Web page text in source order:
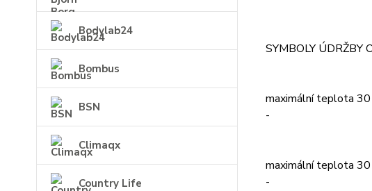
Bodylab24
Bombus
BSN
Climaqx
Country Life
SYMBOLY ÚDRŽBY
maximální teplota
-
maximální teplota 30
-